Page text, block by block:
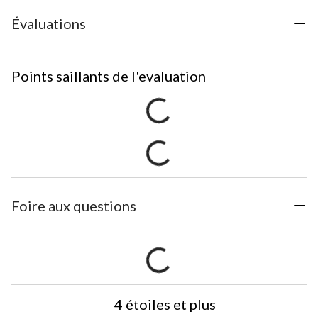
Évaluations
Points saillants de l'evaluation
Foire aux questions
4 étoiles et plus